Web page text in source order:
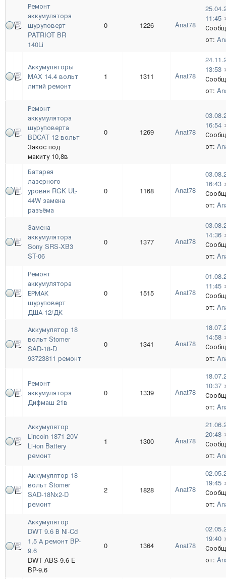
Ремонт
аккумулятора
шуруповерт
PATRIOT BR
140Li
0 1226 Anat78
11:45
от:
Аккумуляторы
MAX 14.4 вольт
литий ремонт
1 1311 Anat78
13:53
от:
Ремонт
аккумулятора
шуруповерта
BDCAT 12 вольт
Закос под
макиту 10,8в
0 1269 Anat78
16:54
от:
Батарея
лазерного
уровня RGK UL-
44W замена
разъёма
0 1168 Anat78
16:43
от:
Замена
аккумулятора
Sony SRS-XB3
ST-06
0 1377 Anat78
14:36
от:
Ремонт
аккумулятора
ЕРМАК
шуруповерт
ДША-12/ДК
0 1515 Anat78
11:45
от:
Аккумулятор 18
вольт Stomer
SAD-18-D
93723811 ремонт
0 1341 Anat78
14:58
от:
Ремонт
аккумулятора
Дифмаш 21в
0 1339 Anat78
10:37
от:
Аккумулятор
Lincoln 1871 20V
Li-ion Battery
ремонт
1 1300 Anat78
20:48
от:
Аккумулятор 18
вольт Stomer
SAD-18Nx2-D
ремонт
2 1828 Anat78
19:45
от:
Аккумулятор
DWT 9.6 В Ni-Cd
1,5 А ремонт BP-
9.6
DWT ABS-9.6 E
BP-9.6
0 1364 Anat78
19:40
от: